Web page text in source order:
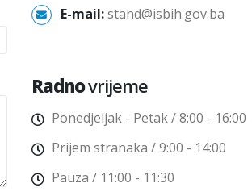
E-mail:stand@isbih.gov.ba
Radnovrijeme
Ponedјeljak - Petak / 8:00 - 16:00
Prijem stranaka / 9:00 - 14:00
Pauza / 11:00 - 11:30